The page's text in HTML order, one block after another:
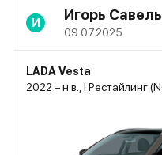
И Игорь
09.07.2025
LADA Vesta
2022 – н.в., I Рестайлинг